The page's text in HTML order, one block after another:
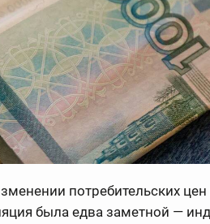
потребительских цен
была едва заметной —